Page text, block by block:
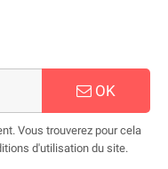
OK
Vous trouverez pour cela
d'utilisation du site.